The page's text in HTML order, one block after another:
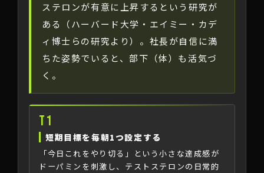
ステロンが有意に上昇するという研究が
ある（ハーバード大学・エイミー・カデ
ィ博士らの研究より）。社長が自信に満
ちた姿勢でいると、部下（体）も活気づ
く。
T1
短期目標を毎朝1つ設定する
「今日これをやり切る」という小さな達成感が
ドーパミンを刺激し、テストステロンの日常的